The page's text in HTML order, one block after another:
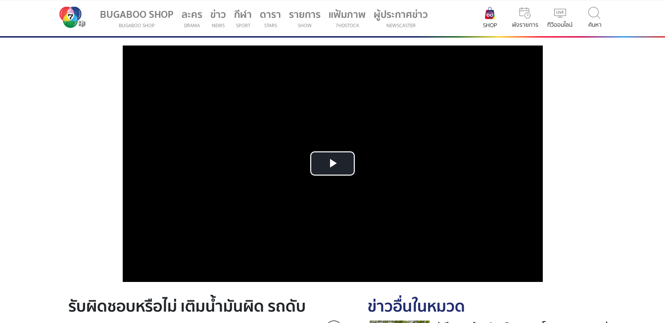
BUGABOO SHOP
BUGABOO SHOP
ละคร
DRAMA
ข่าว
NEWS
กีฬา
SPORT
(current)
ดารา
STARS
รายการ
SHOW
แฟ้มภาพ
7HDSTOCK
ผู้ประกาศข่าว
NEWSCASTER SHOP ผังรายการ ทีวีออนไลน์ ค้นหา
Play
รับผิดชอบหรือไม่ เติมน้ำมันผิด รถดับ ข่าวอื่นในหมวด